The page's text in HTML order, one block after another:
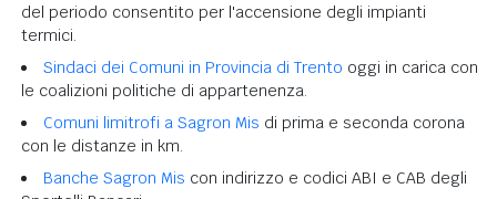
del periodo consentito per l'accensione degli impianti
termici.
Sindaci dei Comuni in Provincia di Trento oggi in carica con
le coalizioni politiche di appartenenza.
Comuni limitrofi a Sagron Mis di prima e seconda corona
con le distanze in km.
Banche Sagron Mis con indirizzo e codici ABI e CAB degli